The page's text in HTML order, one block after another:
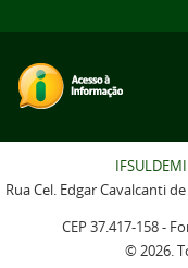
Rua Cel. Edgar Cavalcanti
CEP 37.417-158 -
© 2026.